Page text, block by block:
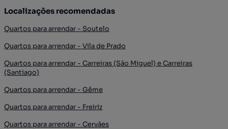
Localizações recomendadas
Quartos para arrendar - Soutelo
Quartos para arrendar - Vila de Prado
Quartos para arrendar - Carreiras (São Miguel) e Carreiras
(Santiago)
Quartos para arrendar - Gême
Quartos para arrendar - Freiriz
Quartos para arrendar - Cervães